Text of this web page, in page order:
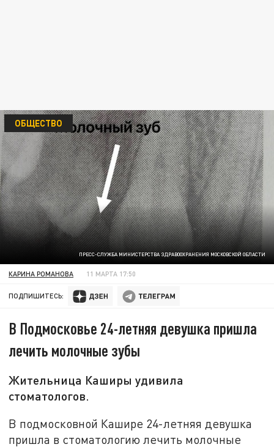
ПРЕСС-СЛУЖБА МИНИСТЕРСТВА ЗДРАВООХРАНЕНИЯ МОСКОВСКОЙ ОБЛАСТИ
ОБЩЕСТВО
КАРИНА РОМАНОВА 11 МАРТА 17:50
ПОДПИШИТЕСЬ:
В Подмосковье 24-летняя девушка пришла
лечить молочные зубы
Жительница Каширы удивила
стоматологов.
В подмосковной Кашире 24-летняя девушка
пришла в стоматологию лечить молочные